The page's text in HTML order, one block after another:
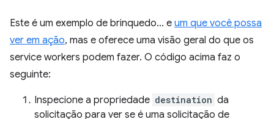
Este é um exemplo de brinquedo... e um que você possa
ver em ação, mas e oferece uma visão geral do que os
service workers podem fazer. O código acima faz o
seguinte:
Inspecione a propriedade destination da
solicitação para ver se é uma solicitação de